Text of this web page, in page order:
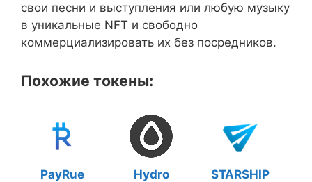
свои песни и выступления или любую музыку
в уникальные NFT и свободно
коммерциализировать их без посредников.
Похожие токены:
PayRue
Hydro STARSHIP